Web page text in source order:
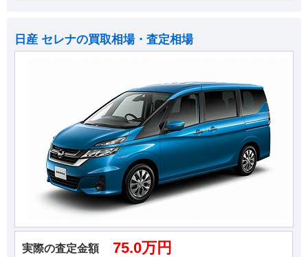
日産 セレナの買取相場・査定相場
実際の査定金額 75.0万円